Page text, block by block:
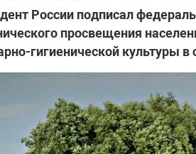
России подписал
просвещения
гигиенической культуры в